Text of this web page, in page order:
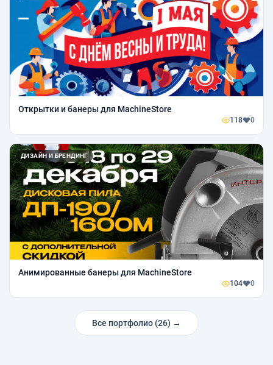
Открытки и банеры для MachineStore
118 0
ДИЗАЙН И БРЕНДИНГ
Анимированные банеры для MachineStore
104 0
Все портфолио (26) →